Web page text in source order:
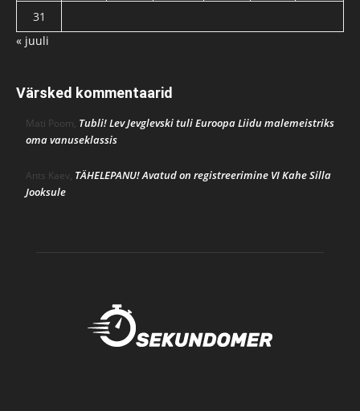
31
« juuli
Värsked kommentaarid
Mati Poom, Tubli! Lev Jevglevski tuli Euroopa Liidu malemeistriks
oma vanuseklassis
Ants Kaev, TÄHELEPANU! Avatud on registreerimine VI Kahe Silla
Jooksule